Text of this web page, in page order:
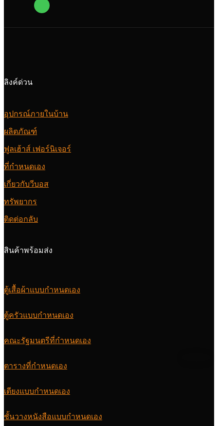
ลิงค์ด่วน
อุปกรณ์ภายในบ้าน
ผลิตภัณฑ์
ฟูลเฮ้าส์ เฟอร์นิเจอร์
ที่กำหนดเอง
เกี่ยวกับวีบอส
ทรัพยากร
ติดต่อกลับ
สินค้าพร้อมส่ง
ตู้เสื้อผ้าแบบกำหนดเอง
ตู้ครัวแบบกำหนดเอง
คณะรัฐมนตรีที่กำหนดเอง
ตารางที่กำหนดเอง
เตียงแบบกำหนดเอง
ชั้นวางหนังสือแบบกำหนดเอง